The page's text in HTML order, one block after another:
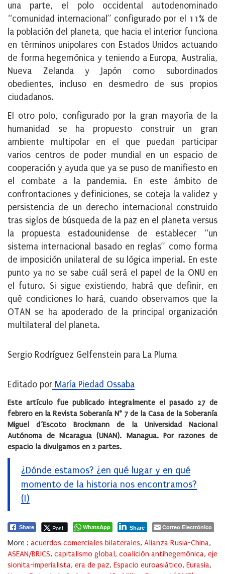
una parte, el polo occidental autodenominado
“comunidad internacional” configurado por el 11% de
la población del planeta, que hacia el interior funciona
en términos unipolares con Estados Unidos actuando
de forma hegemónica y teniendo a Europa, Australia,
Nueva Zelanda y Japón como subordinados
obedientes, incluso en desmedro de sus propios
ciudadanos.
El otro polo, configurado por la gran mayoría de la
humanidad se ha propuesto construir un gran
ambiente multipolar en el que puedan participar
varios centros de poder mundial en un espacio de
cooperación y ayuda que ya se puso de manifiesto en
el combate a la pandemia. En este ámbito de
confrontaciones y definiciones, se coteja la validez y
persistencia de un derecho internacional construido
tras siglos de búsqueda de la paz en el planeta versus
la propuesta estadounidense de establecer “un
sistema internacional basado en reglas” como forma
de imposición unilateral de su lógica imperial. En este
punto ya no se sabe cuál será el papel de la ONU en
el futuro. Si sigue existiendo, habrá que definir, en
qué condiciones lo hará, cuando observamos que la
OTAN se ha apoderado de la principal organización
multilateral del planeta.
Sergio Rodríguez Gelfenstein para La Pluma
Editado por María Piedad Ossaba
Este artículo fue publicado integralmente el pasado 27 de
febrero en la Revista Soberanía N° 7 de la Casa de la Soberanía
Miguel d´Escoto Brockmann de la Universidad Nacional
Autónoma de Nicaragua (UNAN). Managua. Por razones de
espacio la divulgamos en 2 partes.
¿Dónde estamos? ¿en qué lugar y en qué
momento de la historia nos encontramos?
(I)
Share Post WhatsApp Share Correo Electrónico
More : acuerdos comerciales bilaterales, Alianza Rusia-China,
ASEAN/BRICS, capitalismo global, coalición antihegemónica, eje
sionita-imperialista, era de paz, Espacio euroasiático, Eurasia,